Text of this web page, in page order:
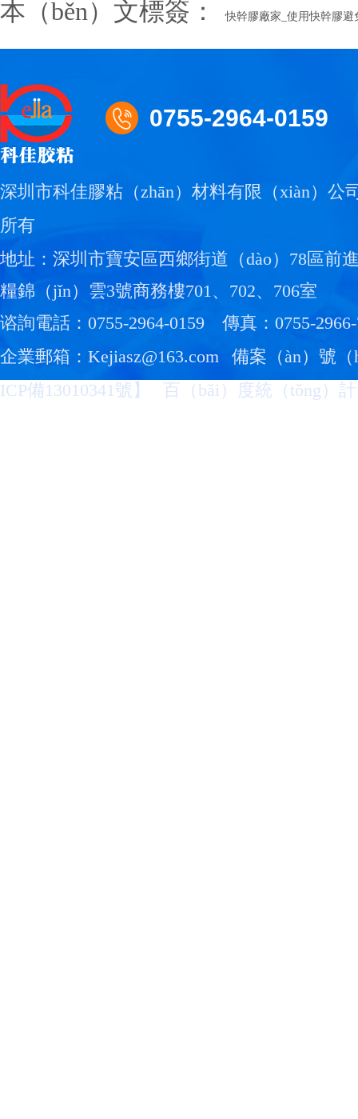
本（běn）文標簽： 快幹膠廠家_使用快幹膠避
0755-2964-0159
深圳市科佳膠粘（zhān）材料有限（xiàn）公
所有
地址：深圳市寶安區西鄉街道（dào）78區前
糧錦（jǐn）雲3號商務樓701、702、706室
谘詢電話：0755-2964-0159
傳真：0755-
企業郵箱：Kejiasz@163.com
備案（àn）號（
ICP備13010341號 】 百（bǎi）度統（tǒng）計